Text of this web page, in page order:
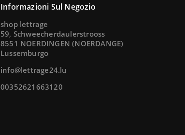
Informazioni Sul Negozio
shop lettrage
59, Schweecherdaulerstrooss
8551 NOERDINGEN (NOERDANGE)
Lussemburgo
info@lettrage24.lu
00352621663120